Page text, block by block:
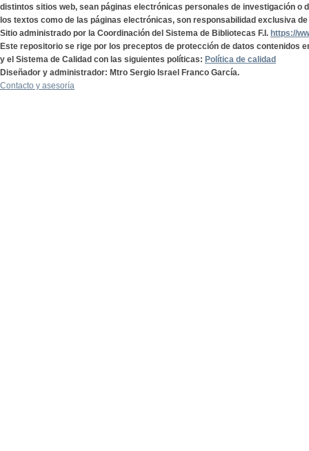
distintos sitios web, sean páginas electrónicas personales de investigación o
los textos como de las páginas electrónicas, son responsabilidad exclusiva
Sitio administrado por la Coordinación del Sistema de Bibliotecas F.I. https://
Este repositorio se rige por los preceptos de protección de datos contenidos
y el Sistema de Calidad con las siguientes políticas: Política de calidad
Diseñador y administrador: Mtro Sergio Israel Franco García.
Contacto y asesoría